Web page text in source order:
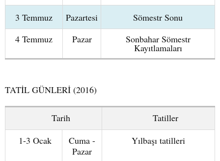
3 Temmuz Pazartesi
Sömestr Sonu
4 Temmuz
Pazar Sonbahar Sömestr
Kayıtlamaları
TATİL GÜNLERİ (2016)
Tarih
Tatiller
1-3 Ocak
Cuma -
Pazar
Yılbaşı tatilleri